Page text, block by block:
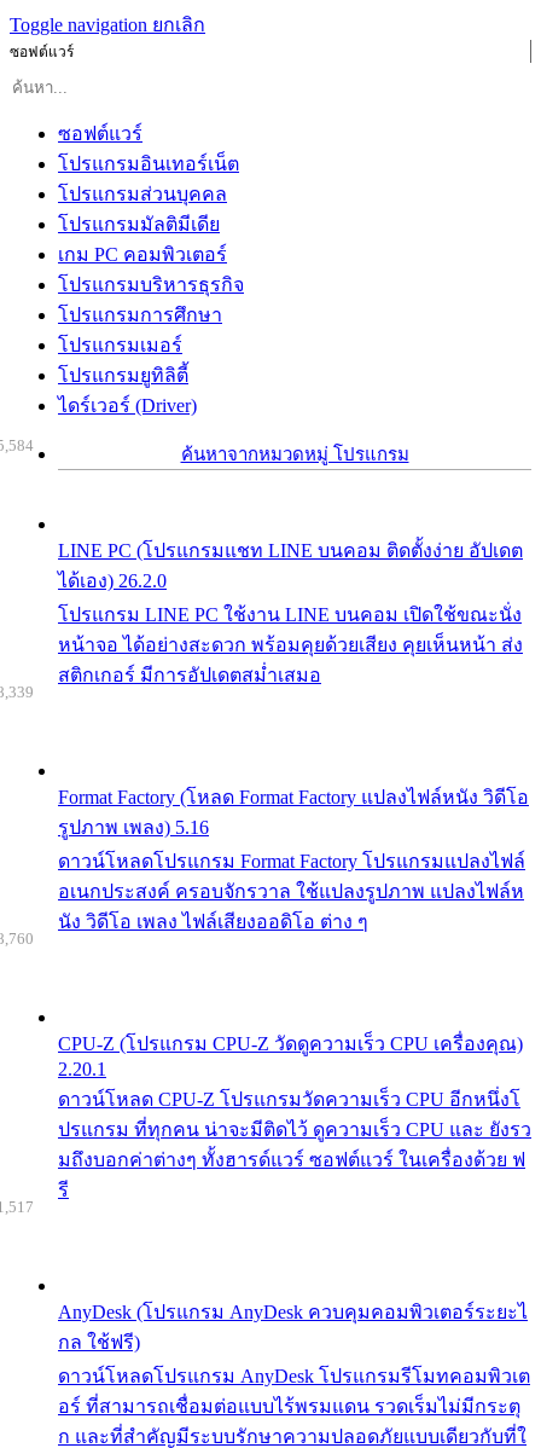
Toggle navigation ยกเลิก
ซอฟต์แวร์
ซอฟต์แวร์
โปรแกรมอินเทอร์เน็ต
โปรแกรมส่วนบุคคล
โปรแกรมมัลติมีเดีย
เกม PC คอมพิวเตอร์
โปรแกรมบริหารธุรกิจ
โปรแกรมการศึกษา
โปรแกรมเมอร์
โปรแกรมยูทิลิตี้
ไดร์เวอร์ (Driver)
ค้นหาจากหมวดหมู่ โปรแกรม
LINE PC (โปรแกรมแชท LINE บนคอม ติดตั้งง่าย อัปเดต
ได้เอง) 26.2.0
โปรแกรม LINE PC ใช้งาน LINE บนคอม เปิดใช้ขณะนั่ง
หน้าจอ ได้อย่างสะดวก พร้อมคุยด้วยเสียง คุยเห็นหน้า ส่ง
สติกเกอร์ มีการอัปเดตสม่ำเสมอ
Format Factory (โหลด Format Factory แปลงไฟล์หนัง วิดีโอ
รูปภาพ เพลง) 5.16
ดาวน์โหลดโปรแกรม Format Factory โปรแกรมแปลงไฟล์
อเนกประสงค์ ครอบจักรวาล ใช้แปลงรูปภาพ แปลงไฟล์ห
นัง วิดีโอ เพลง ไฟล์เสียงออดิโอ ต่าง ๆ
CPU-Z (โปรแกรม CPU-Z วัดดูความเร็ว CPU เครื่องคุณ)
2.20.1
ดาวน์โหลด CPU-Z โปรแกรมวัดความเร็ว CPU อีกหนึ่งโ
ปรแกรม ที่ทุกคน น่าจะมีติดไว้ ดูความเร็ว CPU และ ยังรว
มถึงบอกค่าต่างๆ ทั้งฮารด์แวร์ ซอฟต์แวร์ ในเครื่องด้วย ฟ
รี
AnyDesk (โปรแกรม AnyDesk ควบคุมคอมพิวเตอร์ระยะไ
กล ใช้ฟรี)
ดาวน์โหลดโปรแกรม AnyDesk โปรแกรมรีโมทคอมพิวเต
อร์ ที่สามารถเชื่อมต่อแบบไร้พรมแดน รวดเร็มไม่มีกระตุ
ก และที่สำคัญมีระบบรักษาความปลอดภัยแบบเดียวกับที่ใ